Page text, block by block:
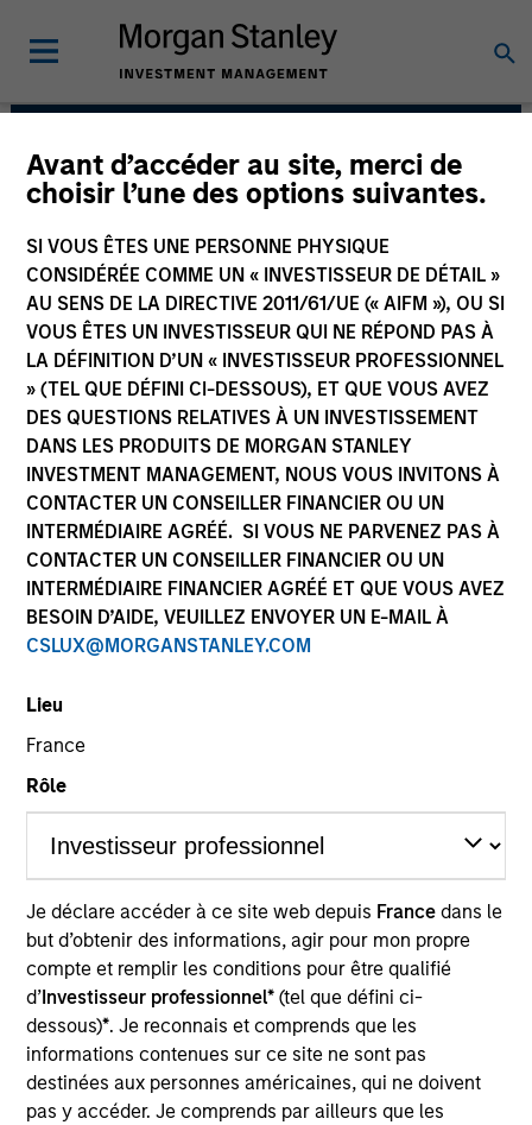
Avant d’accéder au site, merci de
choisir l’une des options suivantes.
SI VOUS ÊTES UNE PERSONNE PHYSIQUE
CONSIDÉRÉE COMME UN « INVESTISSEUR DE DÉTAIL »
AU SENS DE LA DIRECTIVE 2011/61/UE (« AIFM »), OU SI
VOUS ÊTES UN INVESTISSEUR QUI NE RÉPOND PAS À
LA DÉFINITION D’UN « INVESTISSEUR PROFESSIONNEL
» (TEL QUE DÉFINI CI-DESSOUS), ET QUE VOUS AVEZ
DES QUESTIONS RELATIVES À UN INVESTISSEMENT
DANS LES PRODUITS DE MORGAN STANLEY
INVESTMENT MANAGEMENT, NOUS VOUS INVITONS À
CONTACTER UN CONSEILLER FINANCIER OU UN
INTERMÉDIAIRE AGRÉÉ. SI VOUS NE PARVENEZ PAS À
CONTACTER UN CONSEILLER FINANCIER OU UN
INTERMÉDIAIRE FINANCIER AGRÉÉ ET QUE VOUS AVEZ
BESOIN D’AIDE, VEUILLEZ ENVOYER UN E-MAIL À
CSLUX@MORGANSTANLEY.COM
Lieu
France
Rôle
Je déclare accéder à ce site web depuis France dans le
but d’obtenir des informations, agir pour mon propre
compte et remplir les conditions pour être qualifié
d’Investisseur professionnel*(tel que défini ci-
dessous)*. Je reconnais et comprends que les
informations contenues sur ce site ne sont pas
destinées aux personnes américaines, qui ne doivent
pas y accéder. Je comprends par ailleurs que les
Morgan Stanley
Tactical Value
Strategy
Morgan Stanley Tactical Value makes opportunistic
private, long-term and likely illiquid investments
globally across all asset classes and across the capital
structure.
We focus on providing nimble, opportunistic capital
sectors and geographies in changing market
environments. We seek to build a portfolio of
uncorrelated investments unconstrained by the usual
rigid alternative investment mandates.
How We Work With Companies